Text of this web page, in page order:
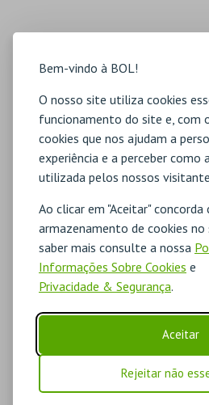
Bem-vindo à BOL!
O nosso site utiliza cookies
funcionamento do site e, com
cookies que nos ajudam a
experiência e a perceber
utilizada pelos nossos
Ao clicar em "Aceitar" concorda
armazenamento de cookies no
saber mais consulte a nossa
Informações Sobre Cookies e
Privacidade & Segurança.
Aceitar
Rejeitar não